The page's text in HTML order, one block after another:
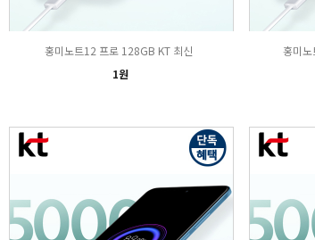
홍미노트12 프로 128GB KT 최신
1원
홍미